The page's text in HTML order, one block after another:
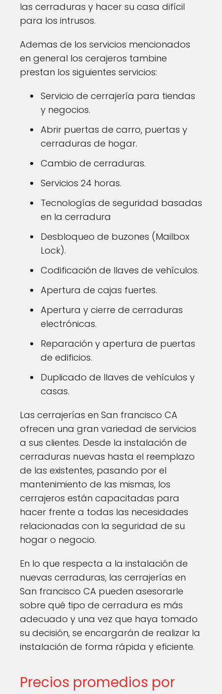
las cerraduras y hacer su casa difícil
para los intrusos.
Ademas de los servicios mencionados
en general los cerajeros tambine
prestan los siguientes servicios:
Servicio de cerrajería para tiendas
y negocios.
Abrir puertas de carro, puertas y
cerraduras de hogar.
Cambio de cerraduras.
Servicios 24 horas.
Tecnologías de seguridad basadas
en la cerradura
Desbloqueo de buzones (Mailbox
Lock).
Codificación de llaves de vehículos.
Apertura de cajas fuertes.
Apertura y cierre de cerraduras
electrónicas.
Reparación y apertura de puertas
de edificios.
Duplicado de llaves de vehículos y
casas.
Las cerrajerías en San francisco CA
ofrecen una gran variedad de servicios
a sus clientes. Desde la instalación de
cerraduras nuevas hasta el reemplazo
de las existentes, pasando por el
mantenimiento de las mismas, los
cerrajeros están capacitadas para
hacer frente a todas las necesidades
relacionadas con la seguridad de su
hogar o negocio.
En lo que respecta a la instalación de
nuevas cerraduras, las cerrajerías en
San francisco CA pueden asesorarle
sobre qué tipo de cerradura es más
adecuado y una vez que haya tomado
su decisión, se encargarán de realizar la
instalación de forma rápida y eficiente.
Precios promedios por